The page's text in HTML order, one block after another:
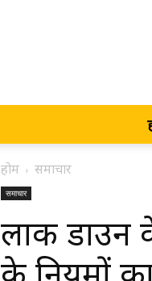
होम समाचार
समाचार
लाक डाउन